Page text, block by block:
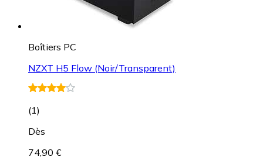
Boîtiers PC
NZXT H5 Flow (Noir/Transparent)
(1)
Dès
74,90 €